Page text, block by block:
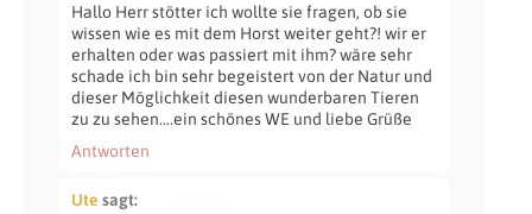
Hallo Herr stötter ich wollte sie fragen, ob sie
wissen wie es mit dem Horst weiter geht?! wir er
erhalten oder was passiert mit ihm? wäre sehr
schade ich bin sehr begeistert von der Natur und
dieser Möglichkeit diesen wunderbaren Tieren
zu zu sehen….ein schönes WE und liebe Grüße
Antworten
Ute sagt: